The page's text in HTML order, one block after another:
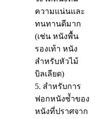
ความแน่นและ
ทนทานดีมาก
(เช่น หนังพื้น
รองเท้า หนัง
สำหรับหัวไม้
บิลเลียด)
5. สำหรับการ
ฟอกหนังซ้ำของ
หนังที่ปราศจาก